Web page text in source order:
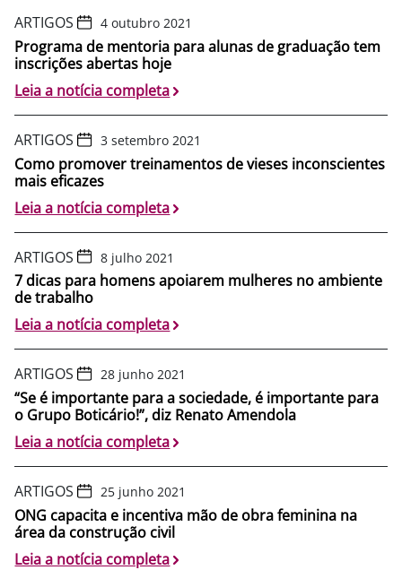
ARTIGOS 4 outubro 2021
Programa de mentoria para alunas de graduação tem
inscrições abertas hoje
Leia a notícia completa
ARTIGOS 3 setembro 2021
Como promover treinamentos de vieses inconscientes
mais eficazes
Leia a notícia completa
ARTIGOS 8 julho 2021
7 dicas para homens apoiarem mulheres no ambiente
de trabalho
Leia a notícia completa
ARTIGOS 28 junho 2021
“Se é importante para a sociedade, é importante para
o Grupo Boticário!”, diz Renato Amendola
Leia a notícia completa
ARTIGOS 25 junho 2021
ONG capacita e incentiva mão de obra feminina na
área da construção civil
Leia a notícia completa